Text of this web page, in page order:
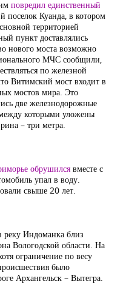
повредил единственный
поселок Куанда, в котором
территорией
пункт доставлялись
нового моста возможно
МЧС сообщили,
по железной
Витимский мост входит в
мостов мира. Это
две железнодорожные
которыми уложены
– три метра.
обрушился вместе с
упал в воду.
свыше 20 лет.
реку Индоманка близ
Вологодской области. На
ограничение по весу
было
Архангельск – Вытегра.